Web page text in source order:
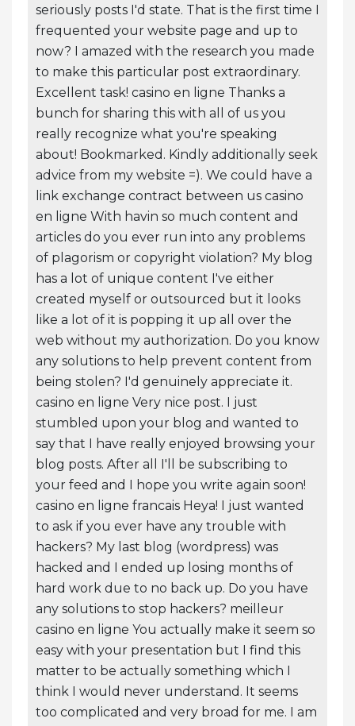
seriously posts I'd state. That is the first time I
frequented your website page and up to
now? I amazed with the research you made
to make this particular post extraordinary.
Excellent task! casino en ligne Thanks a
bunch for sharing this with all of us you
really recognize what you're speaking
about! Bookmarked. Kindly additionally seek
advice from my website =). We could have a
link exchange contract between us casino
en ligne With havin so much content and
articles do you ever run into any problems
of plagorism or copyright violation? My blog
has a lot of unique content I've either
created myself or outsourced but it looks
like a lot of it is popping it up all over the
web without my authorization. Do you know
any solutions to help prevent content from
being stolen? I'd genuinely appreciate it.
casino en ligne Very nice post. I just
stumbled upon your blog and wanted to
say that I have really enjoyed browsing your
blog posts. After all I'll be subscribing to
your feed and I hope you write again soon!
casino en ligne francais Heya! I just wanted
to ask if you ever have any trouble with
hackers? My last blog (wordpress) was
hacked and I ended up losing months of
hard work due to no back up. Do you have
any solutions to stop hackers? meilleur
casino en ligne You actually make it seem so
easy with your presentation but I find this
matter to be actually something which I
think I would never understand. It seems
too complicated and very broad for me. I am